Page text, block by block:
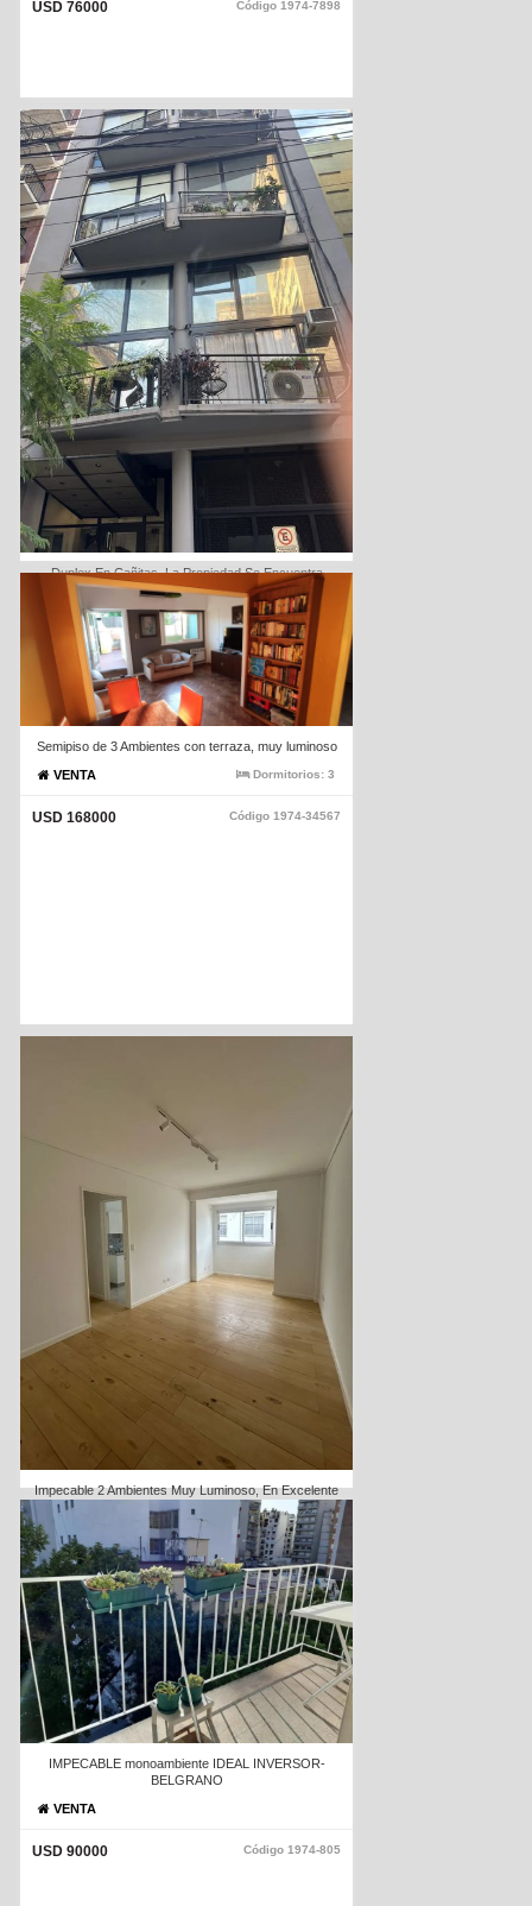
Código 1974-7898
USD 76000
Duplex En Cañitas. La Propiedad Se Encuentra
Alquilada Generando Una Renta Mensual Atractiva Lo
Que La Convierte En Una Inversión Ideal Con
Rentabilidad Desde El Primer Dia
VENTA
Dormitorios:
Código1974-2601
USD 135000
Semipiso de 3 Ambientes con terraza, muy luminoso
VENTA
Dormitorios: 3
Código 1974-34567
USD 168000
Impecable 2 Ambientes Muy Luminoso, En Excelente
Ubicación, Reciclado A Nuevo.
VENTA
Dormitorios:1
Código1974-66433
USD 119000
IMPECABLE monoambiente IDEAL INVERSOR-
BELGRANO
VENTA
Código 1974-805
USD 90000